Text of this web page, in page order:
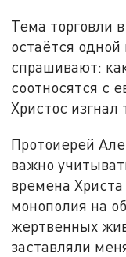
Тема торговли
остаётся
спрашивают:
соотносятся с
Христос изгнал
Протоиерей
важно
времена
монополия на
жертвенных
заставляли